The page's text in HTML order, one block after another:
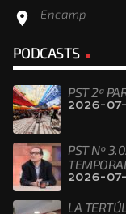
location_on Encamp
PODCASTS
PST 2ª
2026-
PST Nº
2026-
LA